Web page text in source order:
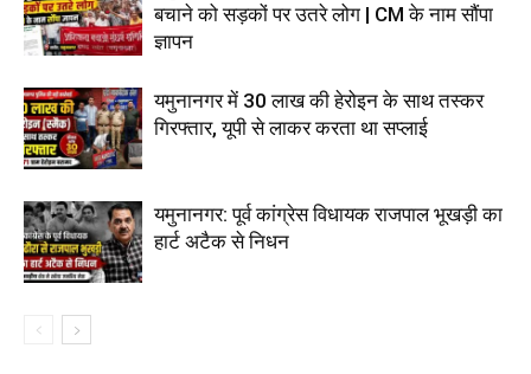
बचाने को सड़कों पर उतरे लोग | CM के नाम सौंपा
ज्ञापन
यमुनानगर में 30 लाख की हेरोइन के साथ तस्कर
गिरफ्तार, यूपी से लाकर करता था सप्लाई
यमुनानगर: पूर्व कांग्रेस विधायक राजपाल भूखड़ी का
हार्ट अटैक से निधन